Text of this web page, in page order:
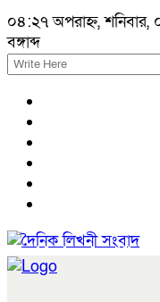
০৪:২৭ অপরাহ্ন,
বঙ্গাব্দ